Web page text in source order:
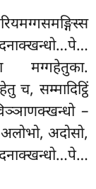
च, सम्मादिट्ठिं
–
अदोसो,